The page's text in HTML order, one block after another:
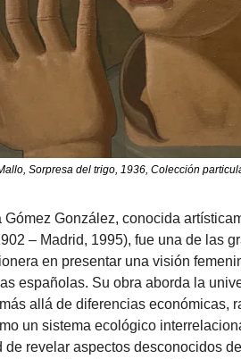
Sorpresa del trigo, 1936, Colección
Gómez González, conocida
– Madrid, 1995), fue una de las
en presentar una visión
españolas. Su obra aborda la
allá de diferencias económicas,
un sistema ecológico
de revelar aspectos desconocidos